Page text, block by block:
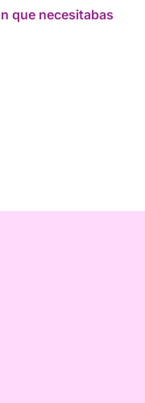
que necesitabas